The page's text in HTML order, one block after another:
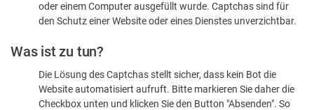
sind
oder einem Computer ausgefüllt wurde. Captchas sind für
den Schutz einer Website oder eines Dienstes unverzichtbar.
Was ist zu tun?
Die Lösung des Captchas stellt sicher, dass kein Bot die
Website automatisiert aufruft. Bitte markieren Sie daher die
Checkbox unten und klicken Sie den Button "Absenden". So